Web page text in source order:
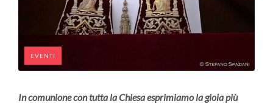
EVENTI
In comunione con tutta la Chiesa esprimiamo la gioia più